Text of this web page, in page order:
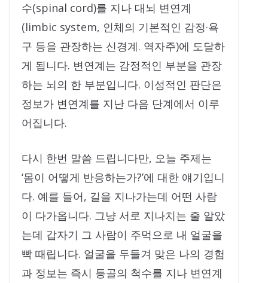
수(spinal cord)를 지나 대뇌 변연계
(limbic system, 인체의 기본적인 감정·욕
구 등을 관장하는 신경계. 역자주)에 도달하
게 됩니다. 변연계는 감정적인 부분을 관장
하는 뇌의 한 부분입니다. 이성적인 판단은
정보가 변연계를 지난 다음 단계에서 이루
어집니다.
다시 한번 말씀 드립니다만, 오늘 주제는
‘몸이 어떻게 반응하는가?’에 대한 얘기입니
다. 예를 들어, 길을 지나가는데 어떤 사람
이 다가옵니다. 그냥 서로 지나치는 줄 알았
는데 갑자기 그 사람이 주먹으로 내 얼굴을
빡 때립니다. 얼굴을 두들겨 맞은 나의 경험
과 정보는 즉시 등골의 척수를 지나 변연계